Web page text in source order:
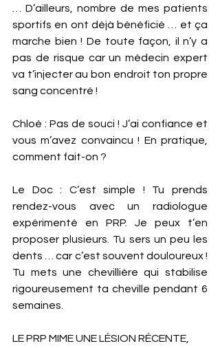
… D’ailleurs, nombre de mes patients
sportifs en ont déjà bénéficié … et ça
marche bien ! De toute façon, il n’y a
pas de risque car un médecin expert
va t’injecter au bon endroit ton propre
sang concentré !
Chloé : Pas de souci ! J’ai confiance et
vous m’avez convaincu ! En pratique,
comment fait-on ?
Le Doc : C’est simple ! Tu prends
rendez-vous avec un radiologue
expérimenté en PRP. Je peux t’en
proposer plusieurs. Tu sers un peu les
dents … car c’est souvent douloureux !
Tu mets une chevillière qui stabilise
rigoureusement ta cheville pendant 6
semaines.
LE PRP MIME UNE LÉSION RÉCENTE,